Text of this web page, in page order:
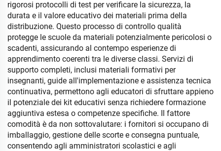
rigorosi protocolli di test per verificare la sicurezza, la
durata e il valore educativo dei materiali prima della
distribuzione. Questo processo di controllo qualità
protegge le scuole da materiali potenzialmente pericolosi o
scadenti, assicurando al contempo esperienze di
apprendimento coerenti tra le diverse classi. Servizi di
supporto completi, inclusi materiali formativi per
insegnanti, guide all'implementazione e assistenza tecnica
continuativa, permettono agli educatori di sfruttare appieno
il potenziale dei kit educativi senza richiedere formazione
aggiuntiva estesa o competenze specifiche. Il fattore
comodità è da non sottovalutare: i fornitori si occupano di
imballaggio, gestione delle scorte e consegna puntuale,
consentendo agli amministratori scolastici e agli